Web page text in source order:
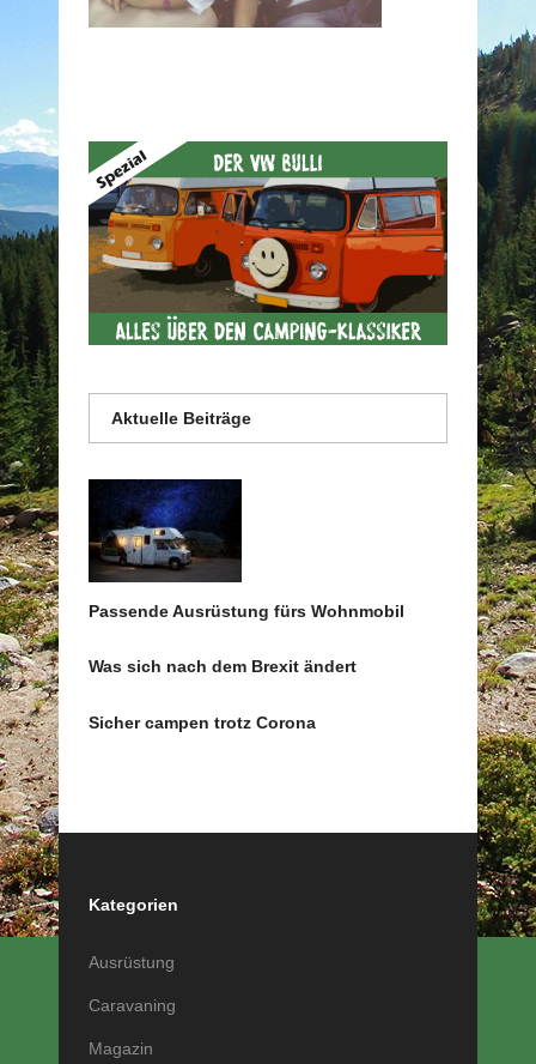
Aktuelle Beiträge
Passende Ausrüstung fürs Wohnmobil
Was sich nach dem Brexit ändert
Sicher campen trotz Corona
Kategorien
Ausrüstung
Caravaning
Magazin